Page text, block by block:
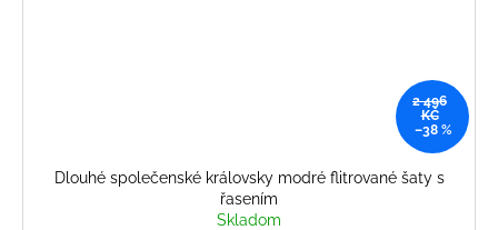
2 496
KČ
–38 %
Dlouhé společenské královsky modré flitrované šaty s
řasením
Skladom